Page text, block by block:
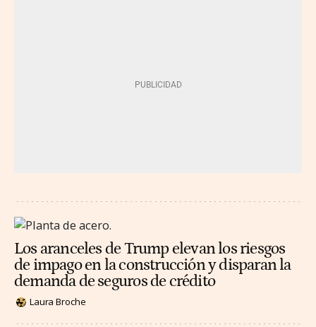
Los aranceles de Trump elevan los riesgos
de impago en la construcción y disparan la
demanda de seguros de crédito
Laura Broche